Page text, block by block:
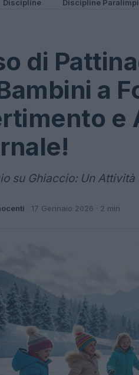
Discipline Discipline
di
a
e
su Ghiaccio: Un
· 17 Gennaio 2026 · 2 min